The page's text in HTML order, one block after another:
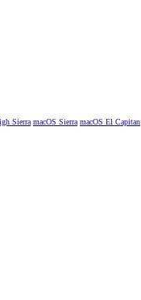
Sierra macOS Sierra macOS El Capitan